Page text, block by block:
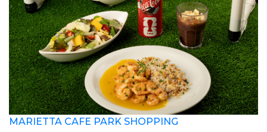
MARIETTA CAFE PARK SHOPPING